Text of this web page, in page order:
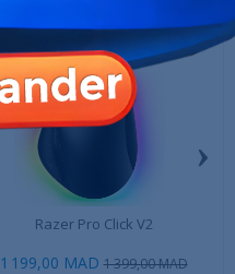
Razer Pro Click V2
1 199,00 MAD 1 399,00 MAD
›